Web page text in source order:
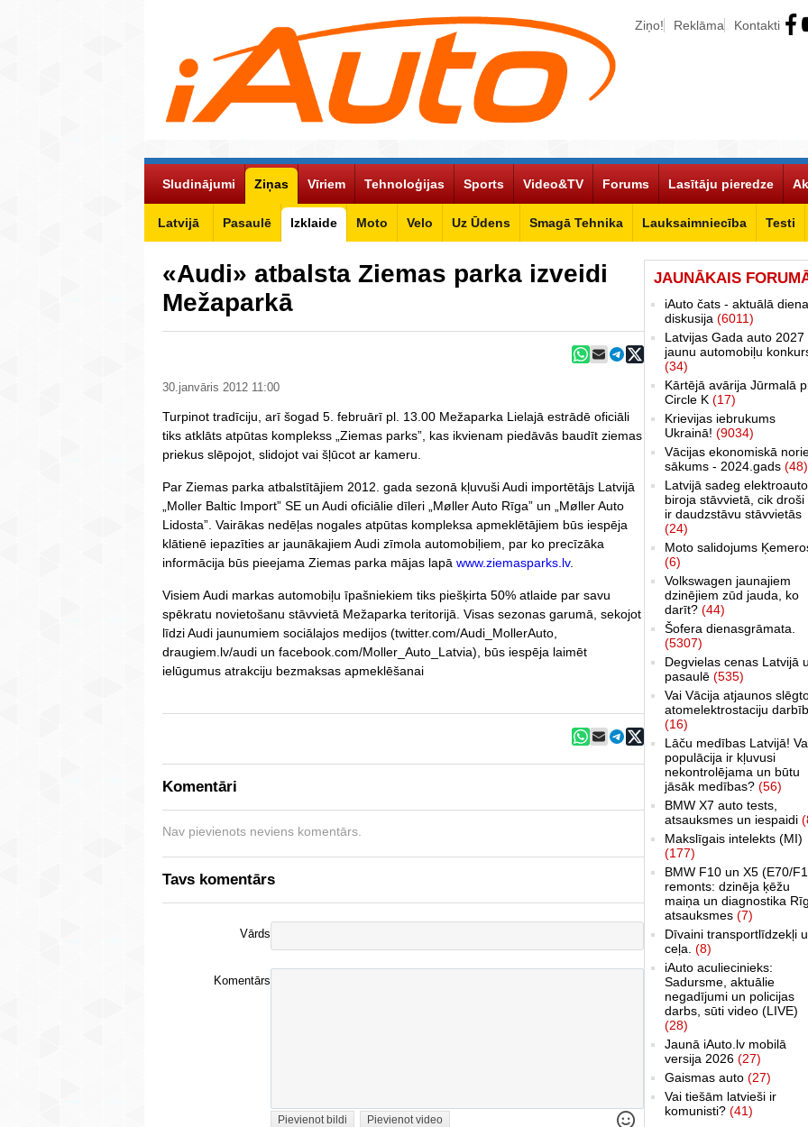
Ziņo! Reklāma Kontakti
Sludinājumi Ziņas
Latvijā Pasaulē Izklaide Moto Velo Uz Ūdens Smagā Tehnika Lauksaimniecība Testi
Vīriem Tehnoloģijas Sports Video&TV Forums Lasītāju pieredze
«Audi» atbalsta Ziemas parka izveidi
Mežaparkā
30.janvāris 2012 11:00
Turpinot tradīciju, arī šogad 5. februārī pl. 13.00 Mežaparka Lielajā estrādē oficiāli
tiks atklāts atpūtas komplekss „Ziemas parks”, kas ikvienam piedāvās baudīt ziemas
priekus slēpojot, slidojot vai šļūcot ar kameru.
Par Ziemas parka atbalstītājiem 2012. gada sezonā kļuvuši Audi importētājs Latvijā
„Moller Baltic Import” SE un Audi oficiālie dīleri „Møller Auto Rīga” un „Møller Auto
Lidosta”. Vairākas nedēļas nogales atpūtas kompleksa apmeklētājiem būs iespēja
klātienē iepazīties ar jaunākajiem Audi zīmola automobiļiem, par ko precīzāka
informācija būs pieejama Ziemas parka mājas lapā www.ziemasparks.lv.
Visiem Audi markas automobiļu īpašniekiem tiks piešķirta 50% atlaide par savu
spēkratu novietošanu stāvvietā Mežaparka teritorijā. Visas sezonas garumā, sekojot
līdzi Audi jaunumiem sociālajos medijos (twitter.com/Audi_MollerAuto,
draugiem.lv/audi un facebook.com/Moller_Auto_Latvia), būs iespēja laimēt
ielūgumus atrakciju bezmaksas apmeklēšanai
Komentāri
Nav pievienots neviens komentārs.
Tavs komentārs
Vārds
Komentārs
Pievienot bildi Pievienot video
JAUNĀKAIS
iAuto čats - aktuālā
diskusija (6011)
Latvijas Gada auto 2027
jaunu automobiļu
(34)
Kārtējā avārija Jūrmalā
Circle K (17)
Krievijas iebrukums
Ukrainā! (9034)
Vācijas ekonomiskā
sākums - 2024.gads (48)
Latvijā sadeg elektroauto
biroja stāvvietā, cik droši
ir daudzstāvu stāvvietās
(24)
Moto salidojums
(6)
Volkswagen jaunajiem
dzinējiem zūd jauda, ko
darīt? (44)
Šofera dienasgrāmata.
(5307)
Degvielas cenas Latvijā
pasaulē (535)
Vai Vācija atjaunos
atomelektrostaciju
(16)
Lāču medības Latvijā!
populācija ir kļuvusi
nekontrolējama un būtu
jāsāk medības? (56)
BMW X7 auto tests,
atsauksmes un iespaidi
Makslīgais intelekts (MI)
(177)
BMW F10 un X5 (E70/
remonts: dzinēja ķēžu
maiņa un diagnostika
atsauksmes (7)
Dīvaini transportlīdzekļi
ceļa. (8)
iAuto aculiecinieks:
Sadursme, aktuālie
negadījumi un policijas
darbs, sūti video (LIVE)
(28)
Jaunā iAuto.lv mobilā
versija 2026 (27)
Gaismas auto (27)
Vai tiešām latvieši ir
komunisti? (41)